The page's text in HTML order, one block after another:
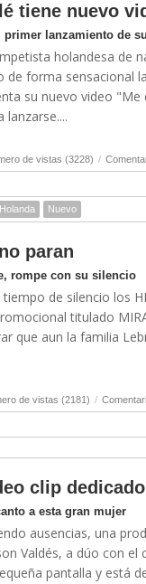
tiene nuevo
primer lanzamiento de
holandesa de
de forma sensacional
su nuevo video
de vistas (3228) /
Nuevo
paran
rompe con su silencio
de silencio los
titulado
que aun la familia
de vistas (2181) /
clip
a esta gran mujer
ausencias, una
Valdés, a dúo con
pantalla y está